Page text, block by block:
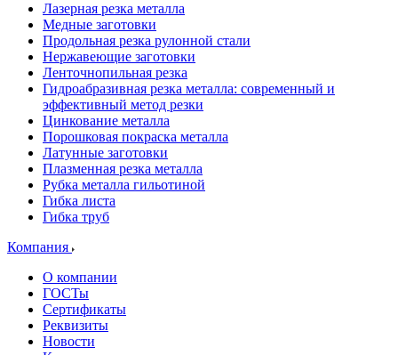
Лазерная резка металла
Медные заготовки
Продольная резка рулонной стали
Нержавеющие заготовки
Ленточнопильная резка
Гидроабразивная резка металла: современный и
эффективный метод резки
Цинкование металла
Порошковая покраска металла
Латунные заготовки
Плазменная резка металла
Рубка металла гильотиной
Гибка листа
Гибка труб
Компания
О компании
ГОСТы
Сертификаты
Реквизиты
Новости